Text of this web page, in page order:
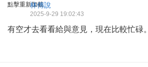
點擊重新加載
林傳說
2025-9-29 19:02:43
有空才去看看給與意見，現在比較忙碌。